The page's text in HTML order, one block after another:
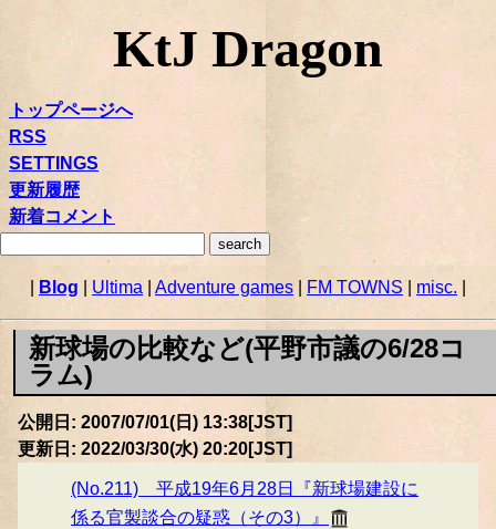
KtJ Dragon
トップページへ
RSS
SETTINGS
更新履歴
新着コメント
Blog Ultima Adventure games FM TOWNS| misc.
新球場の比較など(平野市議の6/28コ
ラム)
公開日: 2007/07/01(日) 13:38[JST]
更新日: 2022/03/30(水) 20:20[JST]
(No.211) 平成19年6月28日『新球場建設に
係る官製談合の疑惑（その3）』